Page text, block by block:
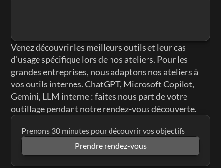
Venez découvrir les meilleurs outils et leur cas
d'usage spécifique lors de nos ateliers. Pour les
grandes entreprises, nous adaptons nos ateliers à
vos outils internes. ChatGPT, Microsoft Copilot,
Gemini, LLM interne : faites nous part de votre
outillage pendant notre rendez-vous découverte.
Prenons 30 minutes pour découvrir vos objectifs
Prendre rendez-vous